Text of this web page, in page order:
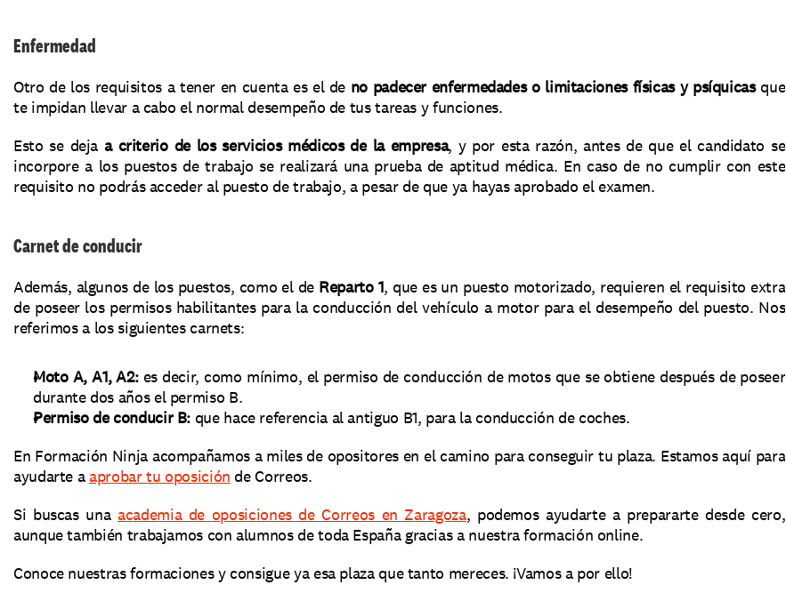
Enfermedad
Otro de los requisitos a tener en cuenta es el de no padecer enfermedades o limitaciones físicas y psíquicas que
te impidan llevar a cabo el normal desempeño de tus tareas y funciones.
Esto se deja a criterio de los servicios médicos de la empresa, y por esta razón, antes de que el candidato se
incorpore a los puestos de trabajo se realizará una prueba de aptitud médica. En caso de no cumplir con este
requisito no podrás acceder al puesto de trabajo, a pesar de que ya hayas aprobado el examen.
Carnet de conducir
Además, algunos de los puestos, como el de Reparto 1, que es un puesto motorizado, requieren el requisito extra
de poseer los permisos habilitantes para la conducción del vehículo a motor para el desempeño del puesto. Nos
referimos a los siguientes carnets:
Moto A, A1, A2: es decir, como mínimo, el permiso de conducción de motos que se obtiene después de poseer
durante dos años el permiso B.
Permiso de conducir B: que hace referencia al antiguo B1, para la conducción de coches.
En Formación Ninja acompañamos a miles de opositores en el camino para conseguir tu plaza. Estamos aquí para
ayudarte a aprobar tu oposición de Correos.
Si buscas una academia de oposiciones de Correos en Zaragoza, podemos ayudarte a prepararte desde cero,
aunque también trabajamos con alumnos de toda España gracias a nuestra formación online.
Conoce nuestras formaciones y consigue ya esa plaza que tanto mereces. ¡Vamos a por ello!